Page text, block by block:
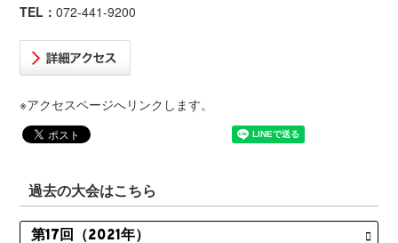
TEL：072-441-9200
※アクセスページへリンクします。
過去の大会はこちら